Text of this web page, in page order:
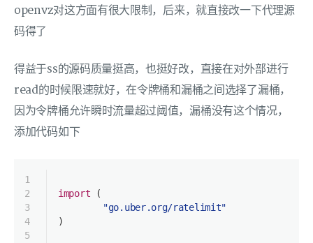
openvz对这方面有很大限制，后来，就直接改一下代理源
码得了
得益于ss的源码质量挺高，也挺好改，直接在对外部进行
read的时候限速就好，在令牌桶和漏桶之间选择了漏桶，
因为令牌桶允许瞬时流量超过阈值，漏桶没有这个情况，
添加代码如下
1
2
3
4
5
import (
"go.uber.org/ratelimit"
)